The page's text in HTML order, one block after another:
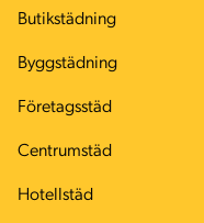
Butikstädning
Byggstädning
Företagsstäd
Centrumstäd
Hotellstäd